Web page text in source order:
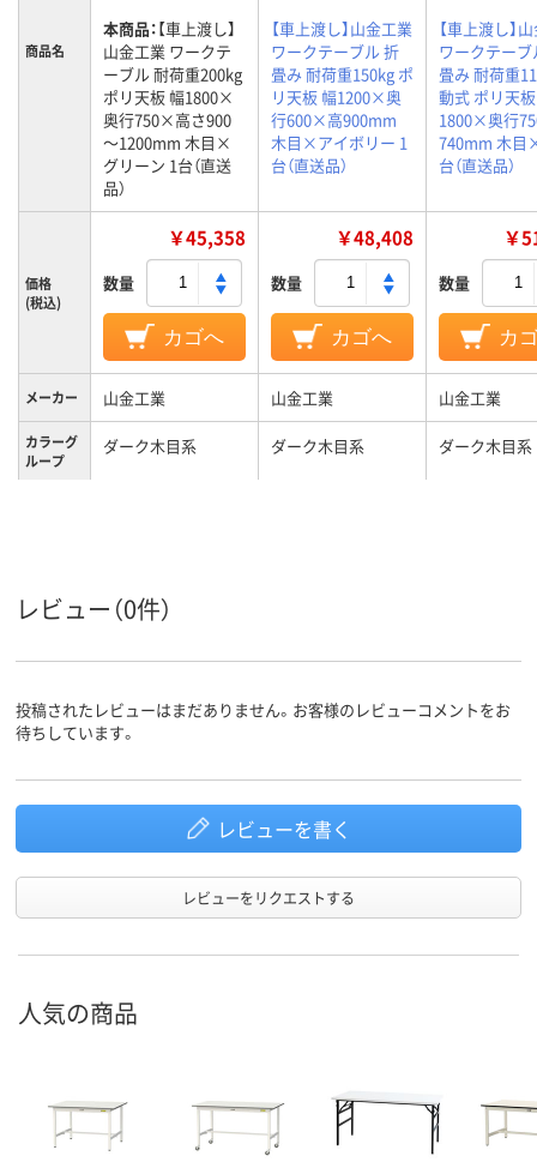
商品名
本商品：【車上渡し】
山金工業 ワークテ
ーブル 耐荷重200kg
ポリ天板 幅1800×
奥行750×高さ900
～1200mm 木目×
グリーン 1台（直送
品）
【車上渡し】山金工業
ワークテーブル 折
畳み 耐荷重150kg ポ
リ天板 幅1200×奥
行600×高900mm
木目×アイボリー 1
台（直送品）
【車上渡し】
ワークテーブ
畳み 耐荷重
動式 ポリ天
1800×奥行
740mm 木目
台（直送品）
価格
(税込)
￥45,358
数量
カゴへ
￥48,408
数量
カゴへ
￥
数量
カ
メーカー 山金工業 山金工業 山金工業
カラーグ
ループ
ダーク木目系 ダーク木目系 ダーク木目系
レビュー（0件）
投稿されたレビューはまだありません。お客様のレビューコメントをお
待ちしています。
レビューを書く
レビューをリクエストする
人気の商品